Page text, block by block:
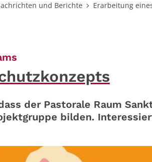
und Berichte Erarbeitung
der Pastorale Raum
bilden.